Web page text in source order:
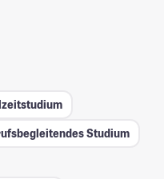
Studium